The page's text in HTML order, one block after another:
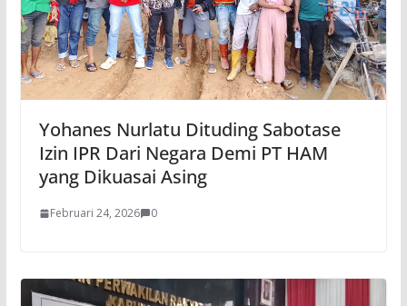
Yohanes Nurlatu Dituding Sabotase
Izin IPR Dari Negara Demi PT HAM
yang Dikuasai Asing
Februari 24, 2026 0